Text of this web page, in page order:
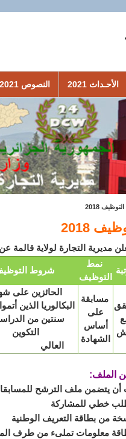
الأحـداث 2021 النصوص 2021
التوظيف 2018
2018
شروط
نمط
التوظيف
الحائزين على
البكالوريا الذين
سنتين من
التكوين
مسابقة
على
أساس
الشهادة
الملف:
يتضمن ملف الترشح للمسابقات
خطي للمشاركة
من بطاقة التعريف الوطنية
معلومات تملىء من طرف